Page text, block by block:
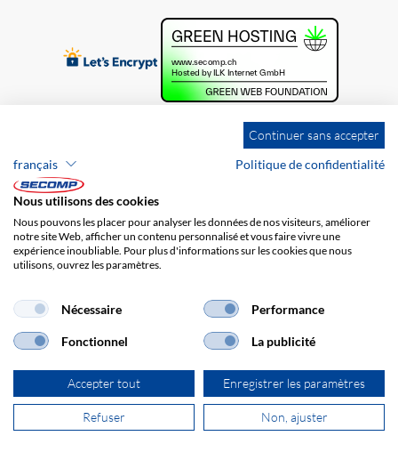
Brands
Protection des données
Frais de port
© 2026 SECOMP AG. Tous les droits sont réservés.
powered by polynorm
Continuer sans accepter
français
Politique de confidentialité
Nous utilisons des cookies
Nous pouvons les placer pour analyser les données de nos visiteurs, améliorer
notre site Web, afficher un contenu personnalisé et vous faire vivre une
expérience inoubliable. Pour plus d'informations sur les cookies que nous
utilisons, ouvrez les paramètres.
Nécessaire Performance
Fonctionnel La publicité
Accepter tout Enregistrer les paramètres
Refuser Non, ajuster